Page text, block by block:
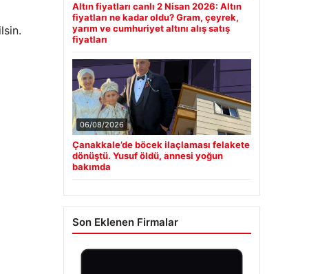
Altın fiyatları canlı 2 Nisan 2026: Altın
fiyatları ne kadar oldu? Gram, çeyrek,
yarım ve cumhuriyet altını alış satış
fiyatları
06/08/2026
Çanakkale’de böcek ilaçlaması felakete
dönüştü. Yusuf öldü, annesi yoğun
bakımda
Son Eklenen Firmalar